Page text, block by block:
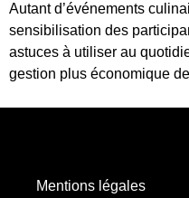
Autant d’événements
sensibilisation des
astuces à utiliser au
gestion plus économique
Mentions légales